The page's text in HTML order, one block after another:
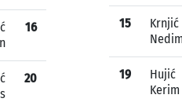
16
20
15
Krnjić
19
Hujić
Kerim